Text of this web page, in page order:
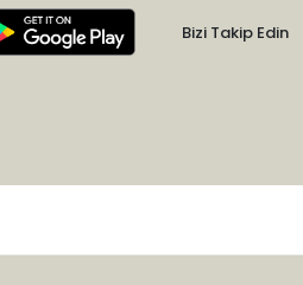
Bizi Takip Edin